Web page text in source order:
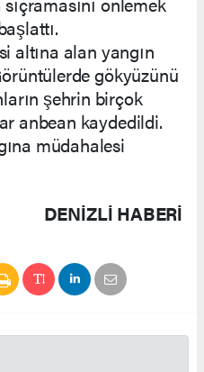
altına alan yangın
gökyüzünü
şehrin birçok
anbean kaydedildi.
müdahalesi
DENIZLI HABERİ